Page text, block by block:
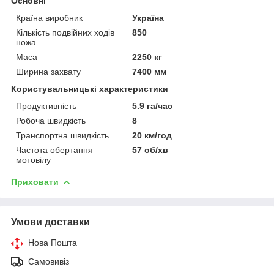
Країна виробник
Україна
Кількість подвійних ходів
ножа
850
Маса
2250 кг
Ширина захвату
7400 мм
Користувальницькі характеристики
Продуктивність
5.9 га/час
Робоча швидкість
8
Транспортна швидкість
20 км/год
Частота обертання
мотовілу
57 об/хв
Приховати
Умови доставки
Нова Пошта
Самовивіз